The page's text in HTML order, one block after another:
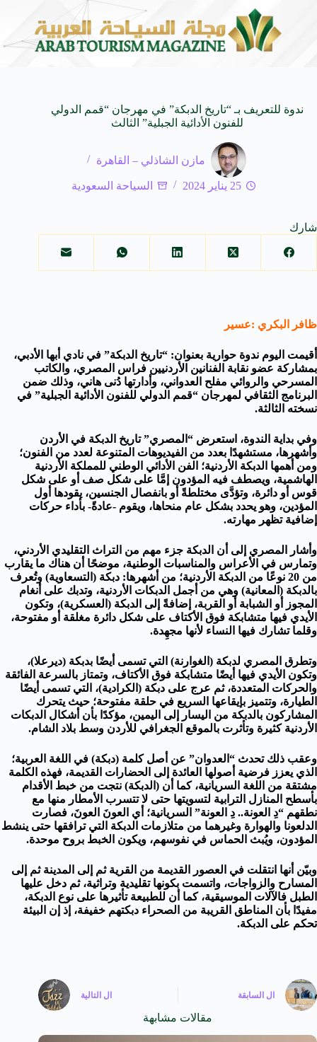
كيفنا.. في كل وجهة سحر خاص* افتتاح اكبر صالة
ندوة للتعريف بـ “تاريخ الدبكة” في مهرجان “قمم الدولي
للفنون الأدائية الجبلية” الثالث
مازن الشاذلي – القاهرة
25 يناير 2024 السياحة السعودية
شارك
ظافر البكري :عسير
أقيمت اليوم ندوة حوارية بعنوان: “تاريخ الدبكة” في نادي أبها الأدبي،
بمشاركة عضو نقابة الفنانين الأردنيين فراس المصري، والكاتب
المسرحي والروائي مفلح العدواني، وأدارتها دُنى هاني، وذلك ضمن
البرنامج الثقافي لمهرجان “قمم الدولي للفنون الأدائية الجبلية” في
نسخته الثالثة.
وفي بداية الندوة، استعرض “المصري” تاريخ الدبكة في الأردن
وأشهرها، مستشهدًا بعدد من الفيديوهات المتنوعة لعدد من الفنون؛
ومن أهمها الدبكة الأردنية؛ الفن الأدائي الوطني للمملكة الأردنية
الهاشمية، ويصطف فيه المؤدون إمَّا على شكل صف أو على شكل
قوس أو دائرة، وتؤدَّى مختلطةً أو بانفصال الجنسين، يقودها أول
المؤدين، وهو يحدد بشكل عام منحاها، ويقوم -عادةً- بأداء حركات
إضافية تظهر مهارته.
وأشار المصري إلى أن الدبكة جزء مهم من التراث التقليدي الأردني،
وتمارس في الأعراس والمناسبات الوطنية، موضحًا أن هناك ما يقارب
من 20 نوعًا من الدبكة الأردنية؛ من أشهرها: دبكة (التسعاوية) وتُعرف
بالدبكة (المعانية) وهي من أجمل الدبكات الأردنية، وتدبك على أنغام
المجوز أو الشبابة أو القربة، إضافةً إلى الدبكة (العسكرية)، وتكون
الأيدي فيها متشابكة فوق الأكتاف على شكل دائرة مغلقة أو مفتوحة،
وقلما تشارك فيها النساء لأنها مجهِدة.
وتطرق المصري لدبكة (الغوارنة) التي تسمى أيضًا بدبكة (ديرعلا)،
وتكون الأيدي فيها أيضًا متشابكة فوق الأكتاف، وتمتاز بالسرعة الفائقة
والحركات المتعددة، ثم عرج على دبكة (الكرادية)، التي تسمى أيضًا
الطيارة، وتتميز بإيقاعها السريع في حلقة مفتوحة؛ حيث يتحرك
المشاركون بالدبكة من اليسار إلى اليمين، مؤكدًا بأن أشكال الدبكات
الأردنية كثيرة وتأثرت بالموقع الجغرافي للأردن وسط بلاد الشام.
وعقب ذلك تحدث “العدوان” عن أصل كلمة (دبكة) في اللغة العربية؛
الذي يعزز فرضية أصولها العائدة إلى الحضارات القديمة، فهذه الكلمة
مشتقة من اللغة السريانية، كما أن (الدبكة) نتجت من خبط الأقدام
بأسطح المنازل الترابية لتسويتها حتى لا تتسرب الأمطار منها مع
نطقهم “دِ العونة.. دِ العونة” السريانية؛ أي العونَ العونَ، فصارت
الدلعونا والهوارة وغيرهما من متلازمات الدبكة التي ترافقها حتى ينشط
المؤدون، ويُبث الحماس في نفوسهم، ويكون الخبط بروح موحدة.
وبيّن أنها انتقلت في العصور القديمة من القرية ثم إلى المدينة ثم إلى
المسارح والزواجات، واتسمت بكونها تقليدية وتراثية، ثم دخل عليها
الطبل فالآلات الموسيقية، كما أن للطبيعة تأثيرها على نوع الدبكة،
مفيدًا بأن المناطق القريبة من الصحراء دبكتهم خفيفة، إذ إن البيئة
تحكم على الدبكة.
ال السابقة ال التالية
مقالات مشابهة